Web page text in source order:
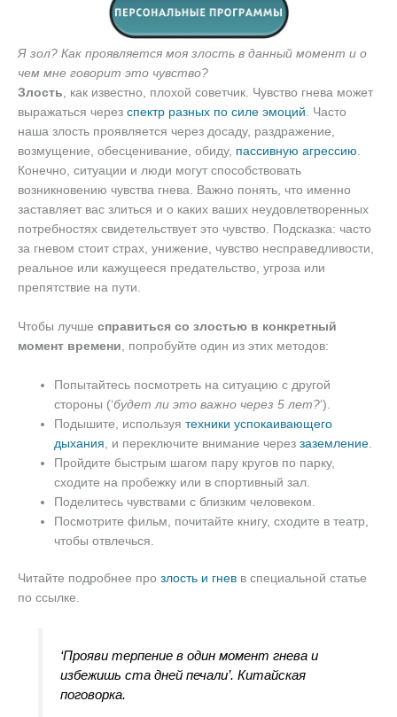
Я зол? Как проявляется моя злость в данный момент и о
чем мне говорит это чувство?
Злость , как известно, плохой советчик. Чувство гнева может
выражаться через спектр разных по силе эмоций . Часто
наша злость проявляется через досаду, раздражение,
возмущение, обесценивание, обиду, пассивную агрессию
Конечно, ситуации и люди могут способствовать
возникновению чувства гнева. Важно понять, что именно
заставляет вас злиться и о каких ваших неудовлетворенных
потребностях свидетельствует это чувство. Подсказка: часто
за гневом стоит страх, унижение, чувство несправедливости,
реальное или кажущееся предательство, угроза или
препятствие на пути.
Чтобы лучше справиться со злостью в конкретный
момент времени , попробуйте один из этих методов:
Попытайтесь посмотреть на ситуацию с другой
стороны (‘будет ли это важно через 5 лет?‘).
Подышите, используятехники успокаивающего
дыхания , и переключите внимание череззаземление
Пройдите быстрым шагом пару кругов по парку,
сходите на пробежку или в спортивный зал.
Поделитесь чувствами с близким человеком.
Посмотрите фильм, почитайте книгу, сходите в театр,
чтобы отвлечься.
Читайте подробнее про злость и гнев в специальной статье
по ссылке.
‘Прояви терпение в один момент гнева и
избежишь ста дней печали’. Китайская
поговорка.